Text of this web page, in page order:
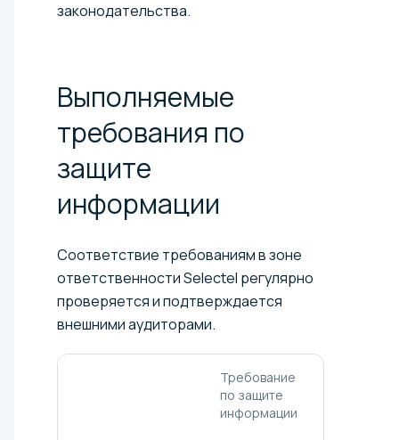
законодательства.
Выполняемые
требования по
защите
информации
Соответствие требованиям в зоне
ответственности Selectel регулярно
проверяется и подтверждается
внешними аудиторами.
Требование
по защите
информации